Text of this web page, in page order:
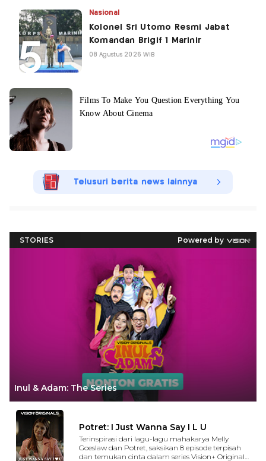
Nasional
Kolonel Sri Utomo Resmi Jabat
Komandan Brigif 1 Marinir
08 Agustus 2026 WIB
Telusuri berita news lainnya